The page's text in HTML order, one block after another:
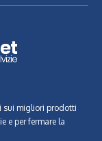
sui migliori prodotti
e per fermare la